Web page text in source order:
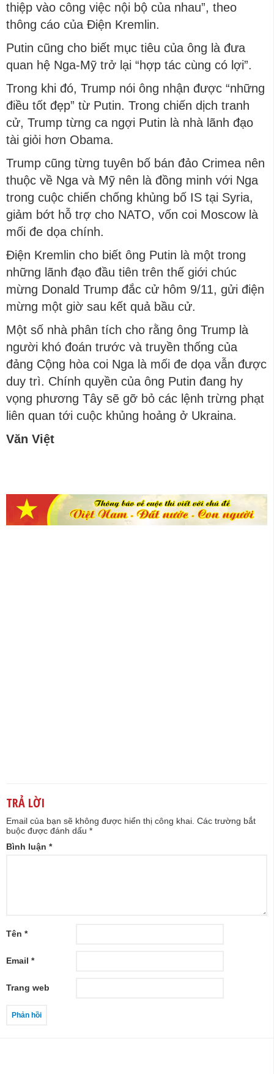
thiệp vào công việc nội bộ của nhau”, theo
thông cáo của Điện Kremlin.
Putin cũng cho biết mục tiêu của ông là đưa
quan hệ Nga-Mỹ trở lại “hợp tác cùng có lợi”.
Trong khi đó, Trump nói ông nhận được “những
điều tốt đẹp” từ Putin. Trong chiến dịch tranh
cử, Trump từng ca ngợi Putin là nhà lãnh đạo
tài giỏi hơn Obama.
Trump cũng từng tuyên bố bán đảo Crimea nên
thuộc về Nga và Mỹ nên là đồng minh với Nga
trong cuộc chiến chống khủng bố IS tại Syria,
giảm bớt hỗ trợ cho NATO, vốn coi Moscow là
mối đe dọa chính.
Điện Kremlin cho biết ông Putin là một trong
những lãnh đạo đầu tiên trên thế giới chúc
mừng Donald Trump đắc cử hôm 9/11, gửi điện
mừng một giờ sau kết quả bầu cử.
Một số nhà phân tích cho rằng ông Trump là
người khó đoán trước và truyền thống của
đảng Cộng hòa coi Nga là mối đe dọa vẫn được
duy trì. Chính quyền của ông Putin đang hy
vọng phương Tây sẽ gỡ bỏ các lệnh trừng phạt
liên quan tới cuộc khủng hoảng ở Ukraina.
Văn Việt
TRẢ LỜI
Email của bạn sẽ không được hiển thị công khai. Các trường bắt
buộc được đánh dấu *
Bình luận *
Tên *
Email *
Trang web